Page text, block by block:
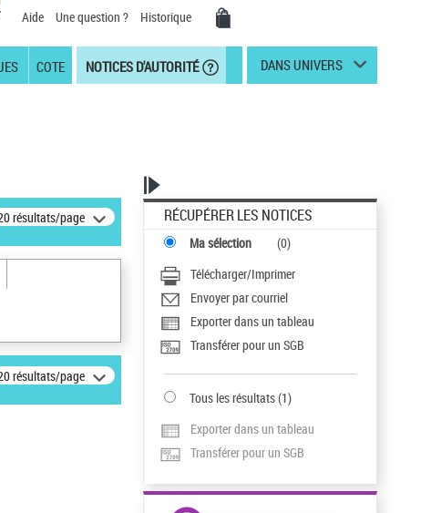
Aide Une question ? Historique
COTE NOTICES D'AUTORITÉ DANS UNIVERS
résultats/page
résultats/page
RÉCUPÉRER LES NOTICES
Ma sélection (0)
Télécharger/Imprimer
Envoyer par courriel
Exporter dans un tableau
Transférer pour un SGB
Tous les résultats(1)
Exporter dans un tableau
Transférer pour un SGB